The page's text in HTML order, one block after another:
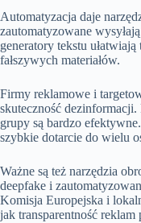
Automatyzacja daje
zautomatyzowane
generatory tekstu
fałszywych materiałów.
Firmy reklamowe i
skuteczność
grupy są bardzo
szybkie dotarcie do wielu
Ważne są też narzędzia
deepfake i
Komisja Europejska i
jak transparentność